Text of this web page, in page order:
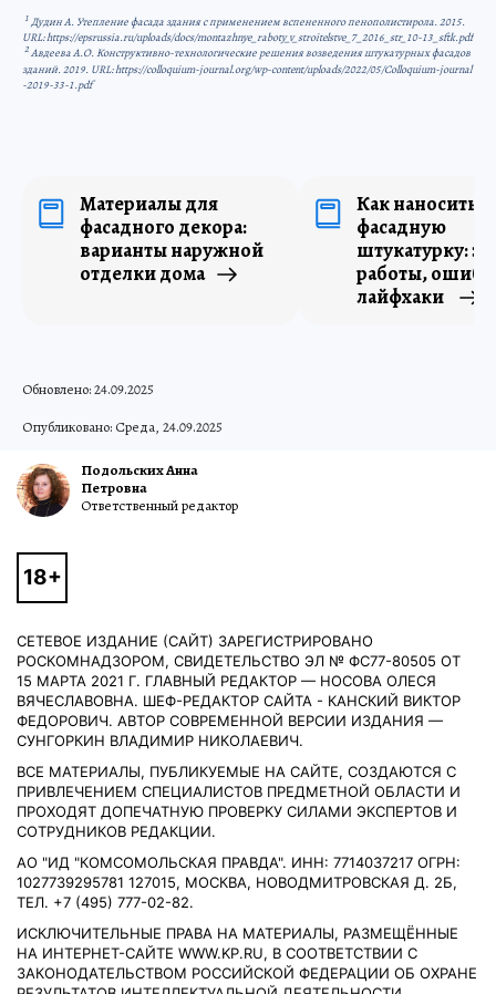
1Дудин А. Утепление фасада здания с применением вспененного пенополистирола. 2015.
URL: https://epsrussia.ru/uploads/docs/montazhnye_raboty_v_stroitelstve_7_2016_str_10-13_sftk.pdf
2Авдеева А.О. Конструктивно-технологические решения возведения штукатурных фасадов
зданий. 2019. URL: https://colloquium-journal.org/wp-content/uploads/2022/05/Colloquium-journal
-2019-33-1.pdf
Материалы для
фасадного декора:
варианты наружной
отделки дома
Как наносить
фасадную
штукатурку:
работы,
лайфхаки
Обновлено: 24.09.2025
Опубликовано: Среда, 24.09.2025
Подольских Анна
Петровна
Ответственный редактор
СЕТЕВОЕ ИЗДАНИЕ (САЙТ) ЗАРЕГИСТРИРОВАНО
РОСКОМНАДЗОРОМ, СВИДЕТЕЛЬСТВО ЭЛ № ФС77-80505 ОТ
15 МАРТА 2021 Г. ГЛАВНЫЙ РЕДАКТОР — НОСОВА ОЛЕСЯ
ВЯЧЕСЛАВОВНА. ШЕФ-РЕДАКТОР САЙТА - КАНСКИЙ ВИКТОР
ФЕДОРОВИЧ. АВТОР СОВРЕМЕННОЙ ВЕРСИИ ИЗДАНИЯ —
СУНГОРКИН ВЛАДИМИР НИКОЛАЕВИЧ.
ВСЕ МАТЕРИАЛЫ, ПУБЛИКУЕМЫЕ НА САЙТЕ, СОЗДАЮТСЯ С
ПРИВЛЕЧЕНИЕМ СПЕЦИАЛИСТОВ ПРЕДМЕТНОЙ ОБЛАСТИ И
ПРОХОДЯТ ДОПЕЧАТНУЮ ПРОВЕРКУ СИЛАМИ ЭКСПЕРТОВ И
СОТРУДНИКОВ РЕДАКЦИИ.
АО "ИД "КОМСОМОЛЬСКАЯ ПРАВДА". ИНН: 7714037217 ОГРН:
1027739295781 127015, МОСКВА, НОВОДМИТРОВСКАЯ Д. 2Б,
ТЕЛ. +7 (495) 777-02-82.
ИСКЛЮЧИТЕЛЬНЫЕ ПРАВА НА МАТЕРИАЛЫ, РАЗМЕЩЁННЫЕ
НА ИНТЕРНЕТ-САЙТЕ WWW.KP.RU, В СООТВЕТСТВИИ С
ЗАКОНОДАТЕЛЬСТВОМ РОССИЙСКОЙ ФЕДЕРАЦИИ ОБ ОХРАНЕ